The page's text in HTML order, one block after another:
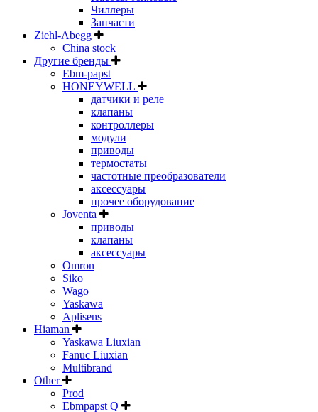
Чиллеры
Запчасти
Ziehl-Abegg
China stock
Другие бренды
Ebm-papst
HONEYWELL
датчики и реле
клапаны
контроллеры
модули
приводы
термостаты
частотные преобразователи
аксессуары
прочее оборудование
Joventa
приводы
клапаны
аксессуары
Omron
Siko
Wago
Yaskawa
Aplisens
Hiaman
Yaskawa Liuxian
Fanuc Liuxian
Multibrand
Other
Prod
Ebmpapst Q